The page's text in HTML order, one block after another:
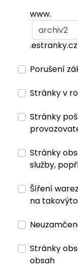
www.
.estranky.cz
Porušení
Stránky v
Stránky
Stránky
služby,
Šíření
na
Stránky
obsah